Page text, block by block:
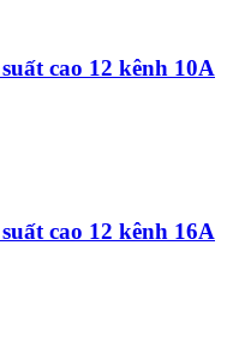
cao 12 kênh 10A
cao 12 kênh 16A